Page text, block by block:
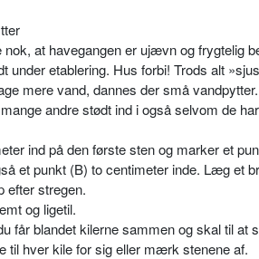
nok, at havegangen er ujævn og frygtelig
under etablering. Hus forbi! Trods alt
mere vand, dannes der små
andre stødt ind i også selvom de
ind på den første sten og marker et
et punkt (B) to centimeter inde. Læg et
efter stregen.
og ligetil.
får blandet kilerne sammen og skal til at
til hver kile for sig eller mærk stenene af.